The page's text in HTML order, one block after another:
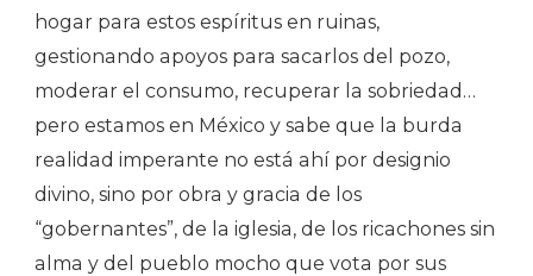
hogar para estos espíritus en ruinas,
gestionando apoyos para sacarlos del pozo,
moderar el consumo, recuperar la sobriedad…
pero estamos en México y sabe que la burda
realidad imperante no está ahí por designio
divino, sino por obra y gracia de los
“gobernantes”, de la iglesia, de los ricachones sin
alma y del pueblo mocho que vota por sus